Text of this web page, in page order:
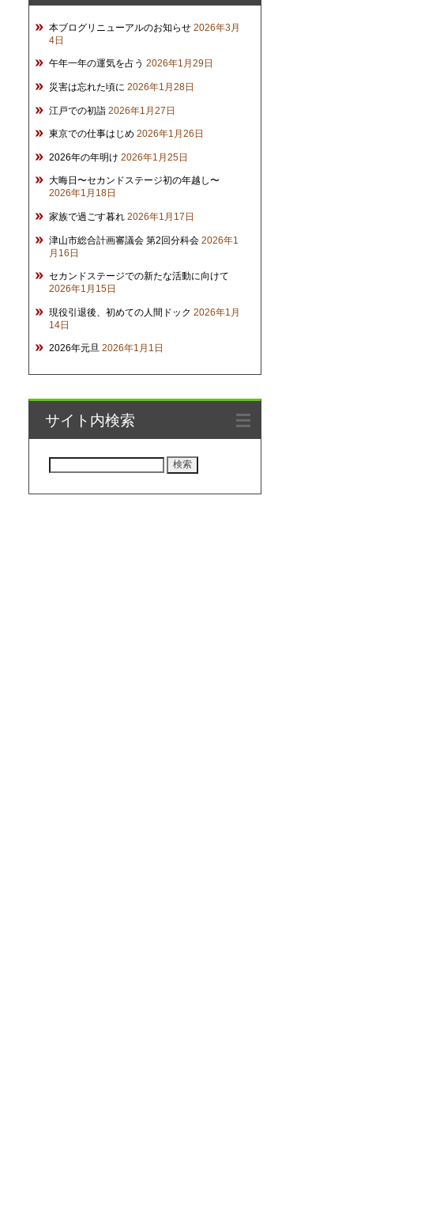
本ブログリニューアルのお知らせ 2026年3月
4日
午年一年の運気を占う 2026年1月29日
災害は忘れた頃に 2026年1月28日
江戸での初詣 2026年1月27日
東京での仕事はじめ 2026年1月26日
2026年の年明け 2026年1月25日
大晦日〜セカンドステージ初の年越し〜
2026年1月18日
家族で過ごす暮れ 2026年1月17日
津山市総合計画審議会 第2回分科会 2026年1
月16日
セカンドステージでの新たな活動に向けて
2026年1月15日
現役引退後、初めての人間ドック 2026年1月
14日
2026年元旦 2026年1月1日
サイト内検索